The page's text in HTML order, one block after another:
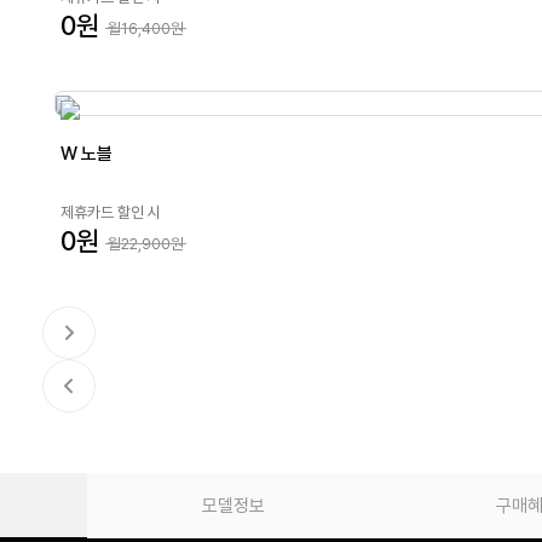
0원 월16,400원
W 노블
제휴카드 할인 시
0원 월22,900원
모델정보 구매